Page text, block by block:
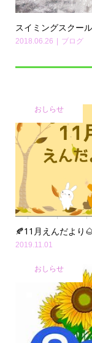
スイミングスクー
2018.06.26 ブログ
おしらせ
🍂11月えんだより
2019.11.01
おしらせ